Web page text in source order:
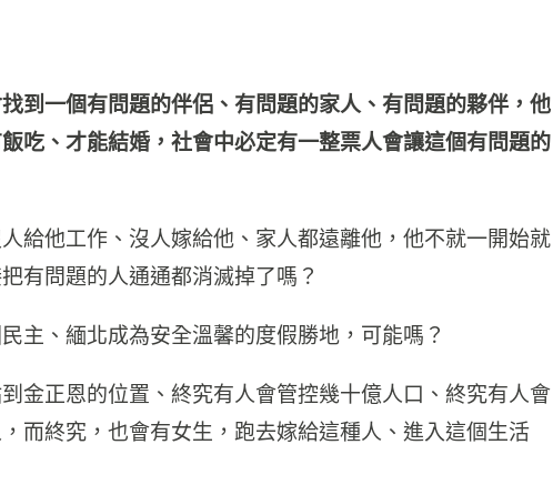
到一個有問題的伴侶、有問題的家人、有問題的夥伴，他
吃、才能結婚，社會中必定有一整票人會讓這個有問題的
給他工作、沒人嫁給他、家人都遠離他，他不就一開始就
有問題的人通通都消滅掉了嗎？
主、緬北成為安全溫馨的度假勝地，可能嗎？
金正恩的位置、終究有人會管控幾十億人口、終究有人會
而終究，也會有女生，跑去嫁給這種人、進入這個生活